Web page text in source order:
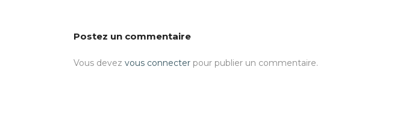
Postez un commentaire
Vous devez vous connecter pour publier un commentaire.